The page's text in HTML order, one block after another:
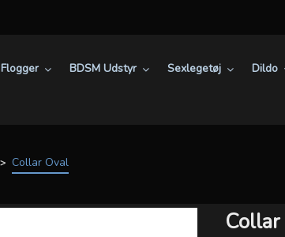
Flogger BDSM Udstyr Sexlegetøj Dildo
Collar Oval